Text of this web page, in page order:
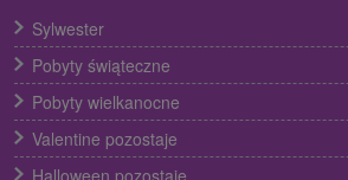
Sylwester
Pobyty świąteczne
Pobyty wielkanocne
Valentine pozostaje
Halloween pozostaje